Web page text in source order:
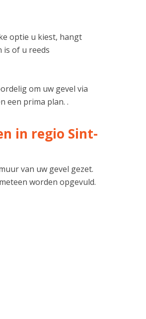
optie u kiest, hangt
is of u reeds
om uw gevel via
een prima plan. .
in regio Sint-
van uw gevel gezet.
worden opgevuld.